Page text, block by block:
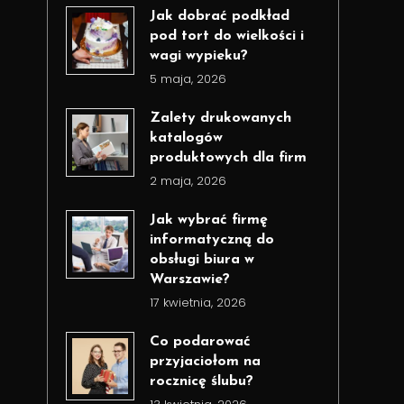
Jak dobrać podkład
pod tort do wielkości i
wagi wypieku?
5 maja, 2026
Zalety drukowanych
katalogów
produktowych dla firm
2 maja, 2026
Jak wybrać firmę
informatyczną do
obsługi biura w
Warszawie?
17 kwietnia, 2026
Co podarować
przyjaciołom na
rocznicę ślubu?